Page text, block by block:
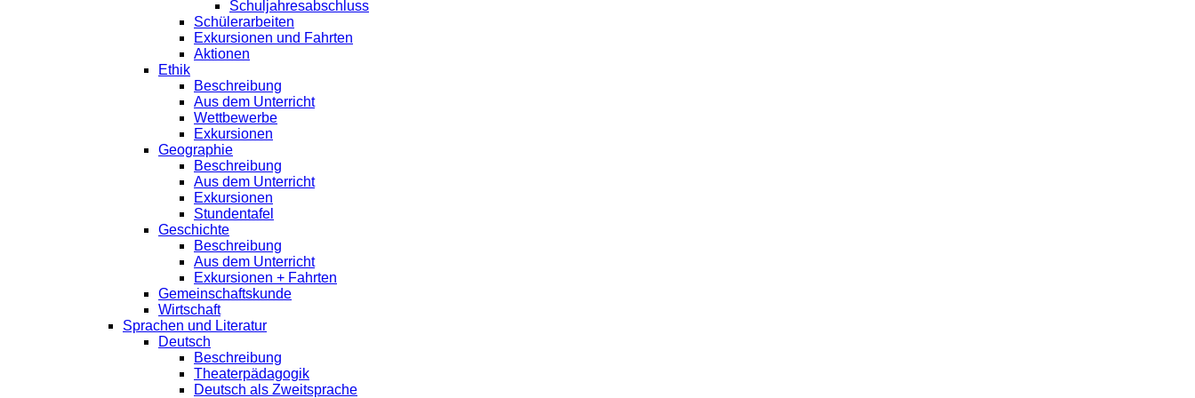
Schuljahresabschluss
Schülerarbeiten
Exkursionen und Fahrten
Aktionen
Ethik
Beschreibung
Aus dem Unterricht
Wettbewerbe
Exkursionen
Geographie
Beschreibung
Aus dem Unterricht
Exkursionen
Stundentafel
Geschichte
Beschreibung
Aus dem Unterricht
Exkursionen + Fahrten
Gemeinschaftskunde
Wirtschaft
Sprachen und Literatur
Deutsch
Beschreibung
Theaterpädagogik
Deutsch als Zweitsprache